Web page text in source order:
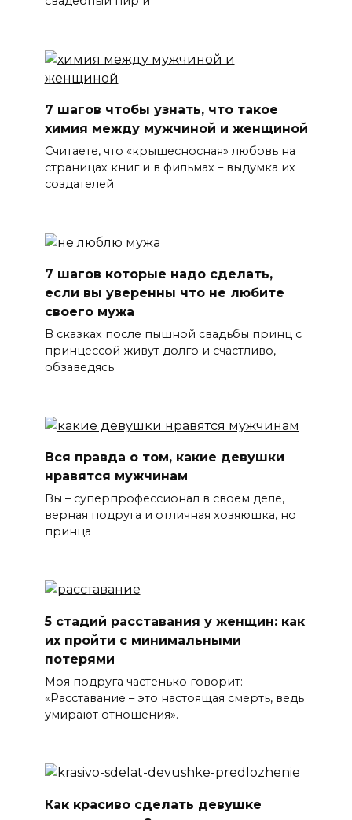
7 шагов чтобы узнать, что такое
химия между мужчиной и женщиной
Считаете, что «крышесносная» любовь на
страницах книг и в фильмах – выдумка их
создателей
7 шагов которые надо сделать,
если вы уверенны что не любите
своего мужа
В сказках после пышной свадьбы принц с
принцессой живут долго и счастливо,
обзаведясь
Вся правда о том, какие девушки
нравятся мужчинам
Вы – суперпрофессионал в своем деле,
верная подруга и отличная хозяюшка, но
принца
5 стадий расставания у женщин: как
их пройти с минимальными
потерями
Моя подруга частенько говорит:
«Расставание – это настоящая смерть, ведь
умирают отношения».
Как красиво сделать девушке